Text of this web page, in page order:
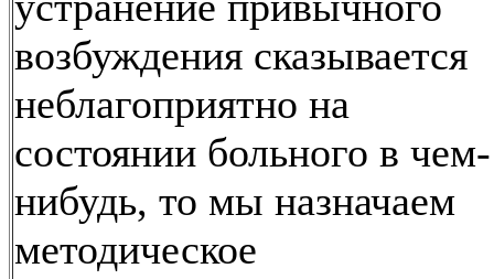
возбуждения сказывается
неблагоприятно на
состоянии больного в чем-
нибудь, то мы назначаем
методическое